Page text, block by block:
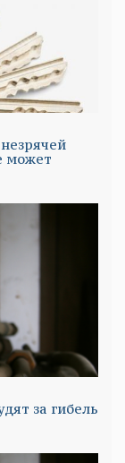
может
за гибель